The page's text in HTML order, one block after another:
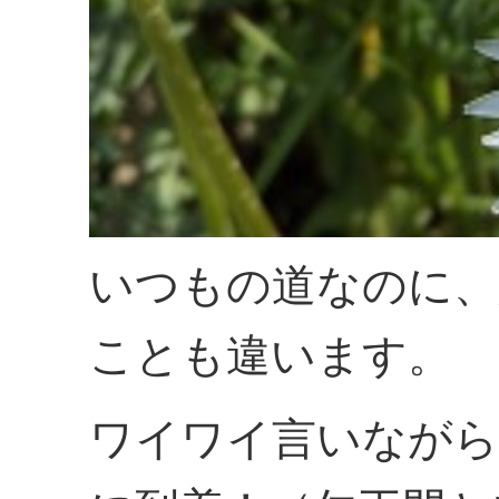
いつもの道なのに
ことも違います。
ワイワイ言いなが